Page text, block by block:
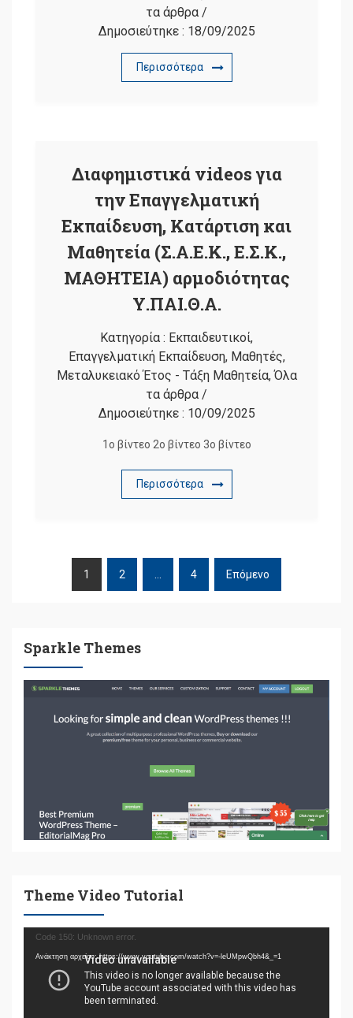
τα άρθρα /
Δημοσιεύτηκε : 18/09/2025
Περισσότερα
Διαφημιστικά videos για
την Επαγγελματική
Εκπαίδευση, Κατάρτιση και
Μαθητεία (Σ.Α.Ε.Κ., Ε.Σ.Κ.,
ΜΑΘΗΤΕΙΑ) αρμοδιότητας
Υ.ΠΑΙ.Θ.Α.
Κατηγορία : Εκπαιδευτικοί,
Επαγγελματική Εκπαίδευση, Μαθητές,
Μεταλυκειακό Έτος - Τάξη Μαθητεία,Όλα
τα άρθρα /
Δημοσιεύτηκε : 10/09/2025
1ο βίντεο 2ο βίντεο 3ο βίντεο
Περισσότερα
ΠΛΟΉΓΗΣΗ
1 2 … 4 Επόμενο
Sparkle Themes
Theme Video Tutorial
Πρόγραμμα
Αναπαραγωγής
Βίντεο
Code 150: Unknown error.
Ανάκτηση αρχείου: https://www.youtube.com/watch?v=-leUMpwQbh4&_=1